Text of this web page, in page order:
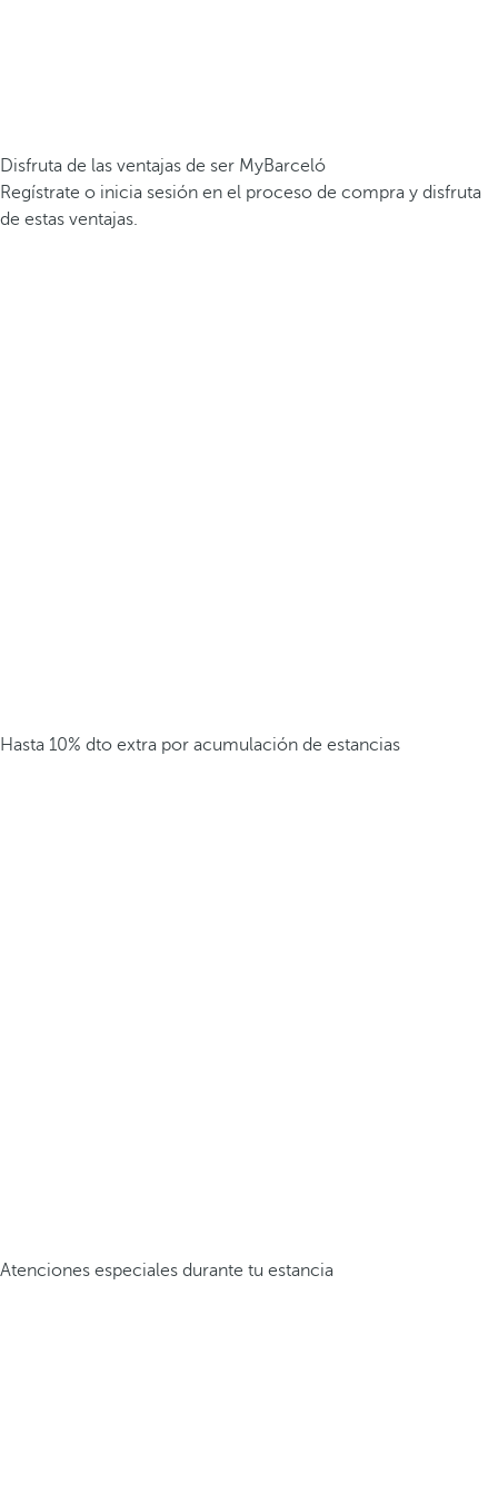
Disfruta de las ventajas de ser MyBarceló
Regístrate o inicia sesión en el proceso de compra y disfruta
de estas ventajas.
Hasta 10% dto extra por acumulación de estancias
Atenciones especiales durante tu estancia